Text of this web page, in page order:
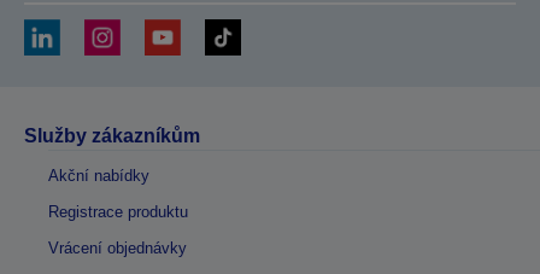
Služby zákazníkům
Akční nabídky
Registrace produktu
Vrácení objednávky